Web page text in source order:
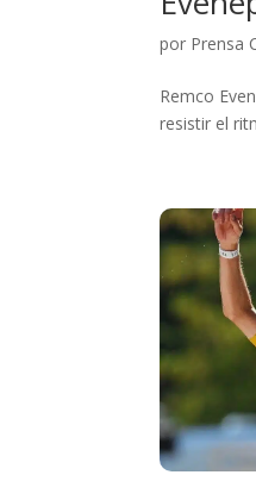
por Prensa
Remco
resistir el